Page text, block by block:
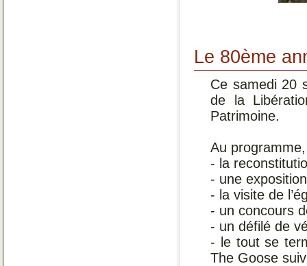
Le 80ème
Ce samedi 20
de la
Patrimoine.
Au
- la
- une
- la visite de
- un concours
- un défilé de
- le tout se
The Goose